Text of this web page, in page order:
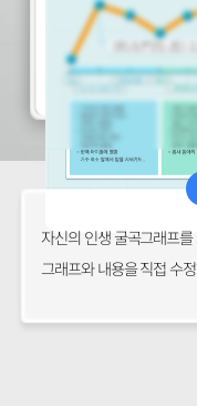
자신의 인생 굴곡그래프
그래프와 내용을 직접 수